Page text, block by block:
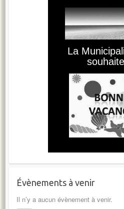
Évènements à venir
Il n’y a aucun évènement à venir.